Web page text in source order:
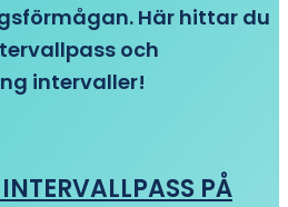
Här hittar du
och
intervaller!
PÅ